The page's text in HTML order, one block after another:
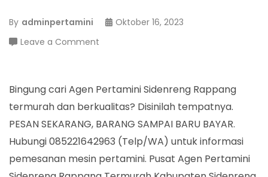
By adminpertamini
Oktober 16, 2023
Leave a Comment
Sidenreng
Rappang
Bingung cari Agen Pertamini Sidenreng Rappang
termurah dan berkualitas? Disinilah tempatnya.
PESAN SEKARANG, BARANG SAMPAI BARU BAYAR.
Hubungi 085221642963 (Telp/WA) untuk informasi
pemesanan mesin pertamini. Pusat Agen Pertamini